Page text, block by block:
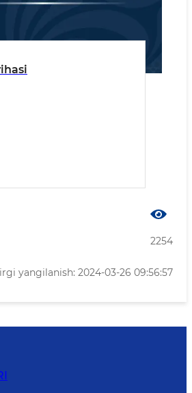
2254
yangilanish: 2024-03-26 09:56:57